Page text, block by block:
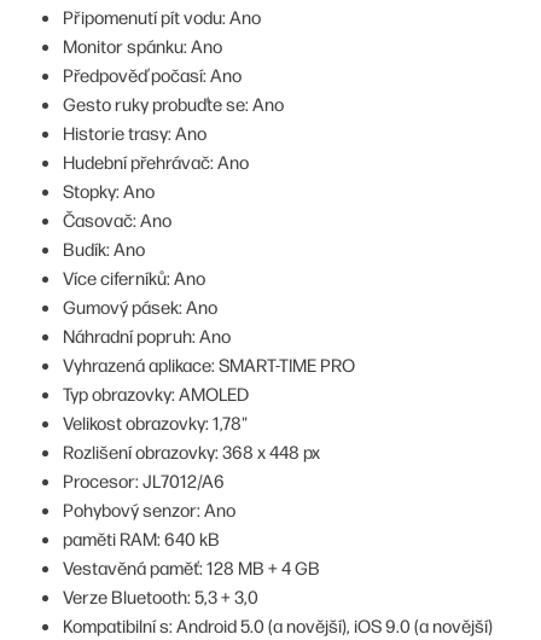
Připomenutí pít vodu: Ano
Monitor spánku: Ano
Předpověď počasí: Ano
Gesto ruky probuďte se: Ano
Historie trasy: Ano
Hudební přehrávač: Ano
Stopky: Ano
Časovač: Ano
Budík: Ano
Více ciferníků: Ano
Gumový pásek: Ano
Náhradní popruh: Ano
Vyhrazená aplikace: SMART-TIME PRO
Typ obrazovky: AMOLED
Velikost obrazovky: 1,78"
Rozlišení obrazovky: 368 x 448 px
Procesor: JL7012/A6
Pohybový senzor: Ano
paměti RAM: 640 kB
Vestavěná paměť: 128 MB + 4 GB
Verze Bluetooth: 5,3 + 3,0
Kompatibilní s: Android 5.0 (a novější), iOS 9.0 (a novější)